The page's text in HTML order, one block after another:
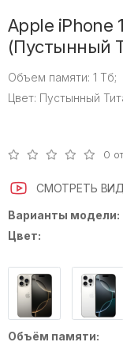
Apple iPhone
(Пустынный
Объем памяти: 1 Тб;
Цвет: Пустынный
0
СМОТРЕТЬ
Варианты модели:
Цвет:
Объём памяти: